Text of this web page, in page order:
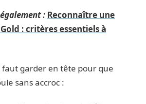
: Reconnaître une
: critères essentiels à
faut garder en tête pour que
sans accroc :